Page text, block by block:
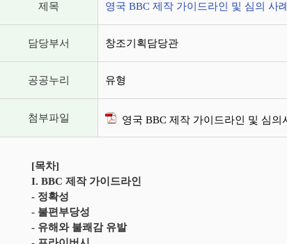
제목 영국 BBC 제작 가이드라인 및 심의 사
담당부서 창조기획담당관
공공누리 유형
첨부파일 영국 BBC 제작 가이드라인 및 심의
[목차]
I. BBC 제작 가이드라인
- 정확성
- 불편부당성
- 유해와 불쾌감 유발